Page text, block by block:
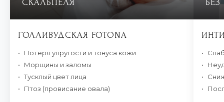
СКАЛЬПЕЛЯ
ГОЛЛИВУДСКАЯ FOTONA
Потеря упругости и тонуса кожи
Морщины и заломы
Тусклый цвет лица
Птоз (провисание овала)